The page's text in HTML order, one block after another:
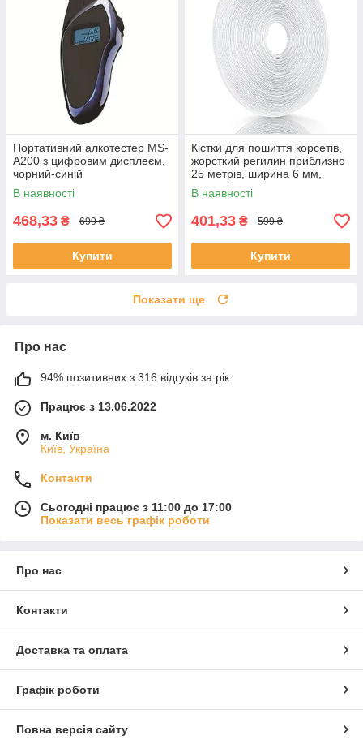
Портативний алкотестер MS-
A200 з цифровим дисплеєм,
чорний-синій
В наявності
468,33 ₴ 699 ₴
Купити
Кістки для пошиття корсетів,
жорсткий регилин приблизно
25 метрів, ширина 6 мм,
поліестер
В наявності
401,33 ₴ 599 ₴
Купити
Показати ще
Про нас
94% позитивних з 316 відгуків за рік
Працює з 13.06.2022
м. Київ
Київ, Україна
Контакти
Сьогодні працює з 11:00 до 17:00
Показати весь графік роботи
Про нас
Контакти
Доставка та оплата
Графік роботи
Повна версія сайту